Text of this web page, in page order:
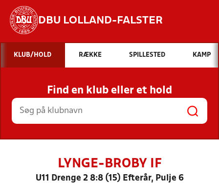
DBU LOLLAND-FALSTER
Hvad vil du søge efter?
INDHOLD OG NYHEDER
STILLINGER, RESULTATER, KLUBBER OG
HOLD
KLUB/HOLD RÆKKE SPILLESTED KAMP
Find en klub eller et hold
LYNGE-BROBY IF
U11 Drenge 2 8:8 (15) Efterår, Pulje 6